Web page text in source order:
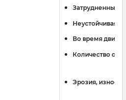
Затрудненный
Неустойчивая
Во время
Количество
Эрозия, износ